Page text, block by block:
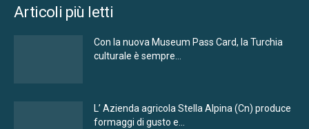
Articoli più letti
Con la nuova Museum Pass Card, la Turchia
culturale è sempre...
L’ Azienda agricola Stella Alpina (Cn) produce
formaggi di gusto e...